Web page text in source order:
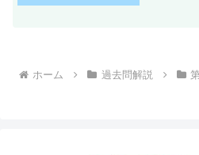
ホーム 過去問解説